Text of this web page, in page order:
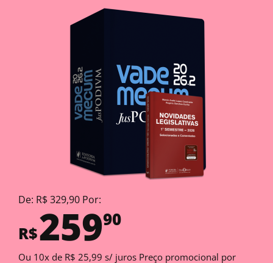
De: R$ 329,90 Por:
R$25990
Ou 10x de R$ 25,99 s/ juros Preço promocional por